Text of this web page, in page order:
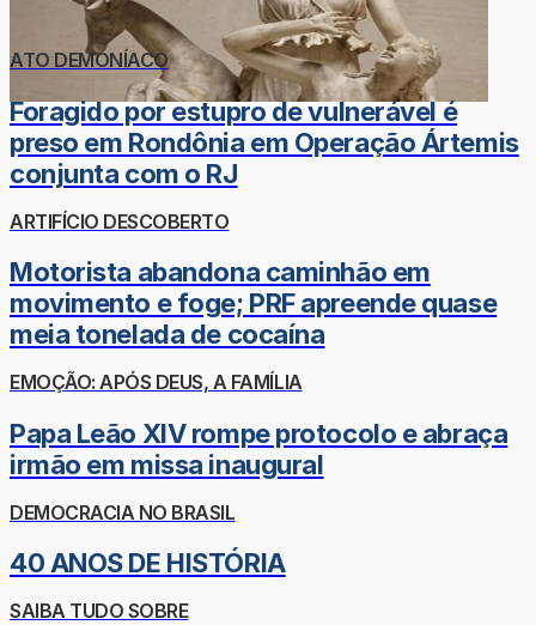
ATO DEMONÍACO
Foragido por estupro de vulnerável é
preso em Rondônia em Operação Ártemis
conjunta com o RJ
ARTIFÍCIO DESCOBERTO
Motorista abandona caminhão em
movimento e foge; PRF apreende quase
meia tonelada de cocaína
EMOÇÃO: APÓS DEUS, A FAMÍLIA
Papa Leão XIV rompe protocolo e abraça
irmão em missa inaugural
DEMOCRACIA NO BRASIL
40 ANOS DE HISTÓRIA
SAIBA TUDO SOBRE